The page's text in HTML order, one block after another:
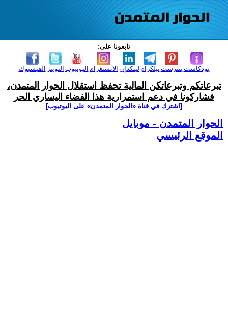
تابعونا على:
الفيسبوك التويتر اليوتيوب الانستغرام لينكدإن تيلكرامبنترست بودكاست
تبرعاتكم وتبرعاتكن المالية تحفظ استقلال الحوار المتمدن،
فشاركونا في دعم استمرارية هذا الفضاء اليساري الحر
[اشترك في قناة ‫«الحوار المتمدن» على اليوتيوب]
الحوار المتمدن - موبايل
الموقع الرئيسي